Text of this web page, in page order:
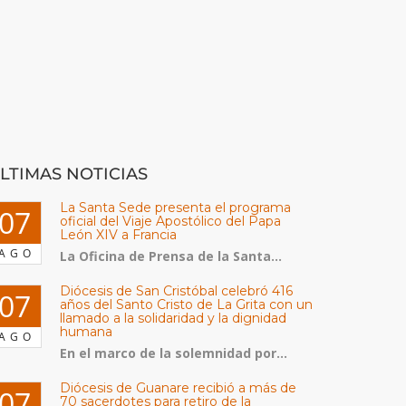
NOTICIAS
La Santa Sede presenta el programa
oficial del Viaje Apostólico del Papa
León XIV a Francia
La Oficina de Prensa de la Santa...
Diócesis de San Cristóbal celebró 416
años del Santo Cristo de La Grita con un
llamado a la solidaridad y la dignidad
humana
En el marco de la solemnidad por...
Diócesis de Guanare recibió a más de
70 sacerdotes para retiro de la